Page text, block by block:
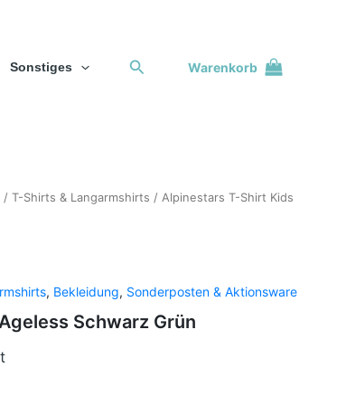
Sonstiges SuchenWarenkorb
/ T-Shirts & Langarmshirts / Alpinestars T-Shirt Kids
, Bekleidung, Sonderposten & Aktionsware
Schwarz Grün